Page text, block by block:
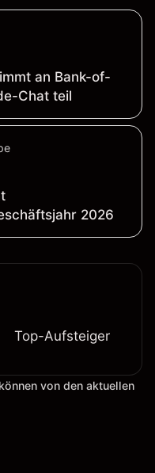
an Bank-of-
Chat teil
2026
Top-Aufsteiger
von den aktuellen